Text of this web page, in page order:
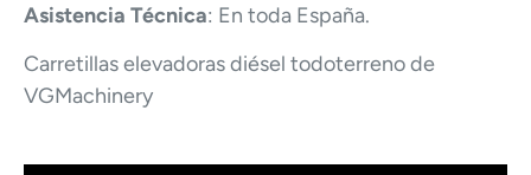
Asistencia Técnica: En toda España.
Carretillas elevadoras diésel todoterreno de
VGMachinery